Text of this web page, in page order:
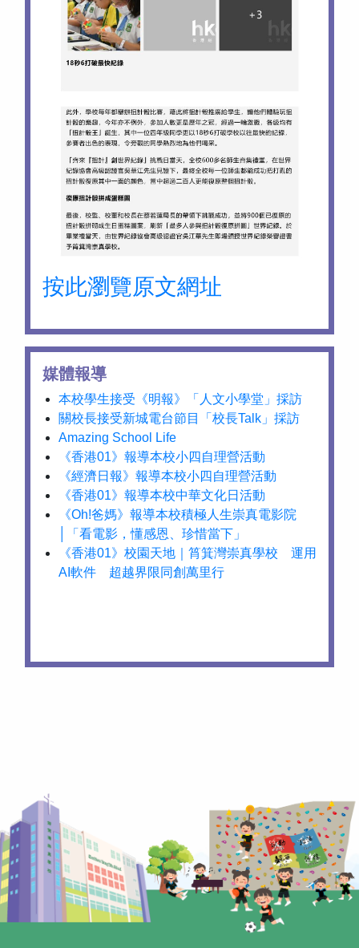
按此瀏覽原文網址
媒體報導
本校學生接受《明報》「人文小學堂」採訪
關校長接受新城電台節目「校長Talk」採訪
Amazing School Life
《香港01》報導本校小四自理營活動
《經濟日報》報導本校小四自理營活動
《香港01》報導本校中華文化日活動
《Oh!爸媽》報導本校積極人生崇真電影院
│「看電影，懂感恩、珍惜當下」
《香港01》校園天地｜筲箕灣崇真學校 運用
AI軟件 超越界限同創萬里行